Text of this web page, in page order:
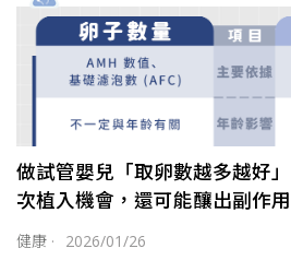
做試管嬰兒「取卵數越多越好
次植入機會，還可能釀出副作用
健康 · 2026/01/26